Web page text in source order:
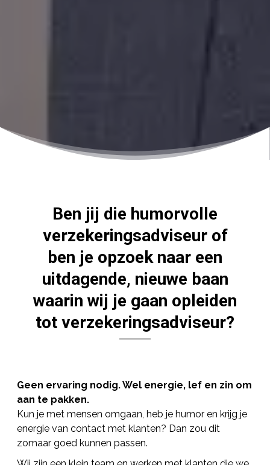
Ben jij die humorvolle
verzekeringsadviseur of
ben je opzoek naar een
uitdagende, nieuwe baan
waarin wij je gaan opleiden
tot verzekeringsadviseur?
Geen ervaring nodig. Wel energie, lef en zin om
aan te pakken.
Kun je met mensen omgaan, heb je humor en krijg je
energie van contact met klanten? Dan zou dit
zomaar goed kunnen passen.